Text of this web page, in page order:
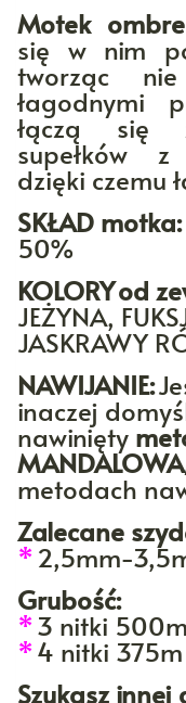
Motek ombre
się w nim
tworząc
łagodnymi
łączą się
supełków z
dzięki czemu
SKŁAD motka:
50%
KOLORYod
JEŻYNA,
JASKRAWY
NAWIJANIE:
inaczej
nawinięty
metodach
Zalecane
* 2,5mm-
Grubość:
*3 nitki
*4 nitki
Szukasz